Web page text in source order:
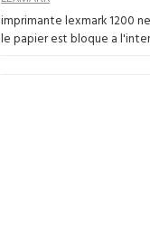
imprimante lexmark 1200
le papier est bloque a